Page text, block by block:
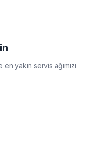
yakın servis ağımızı